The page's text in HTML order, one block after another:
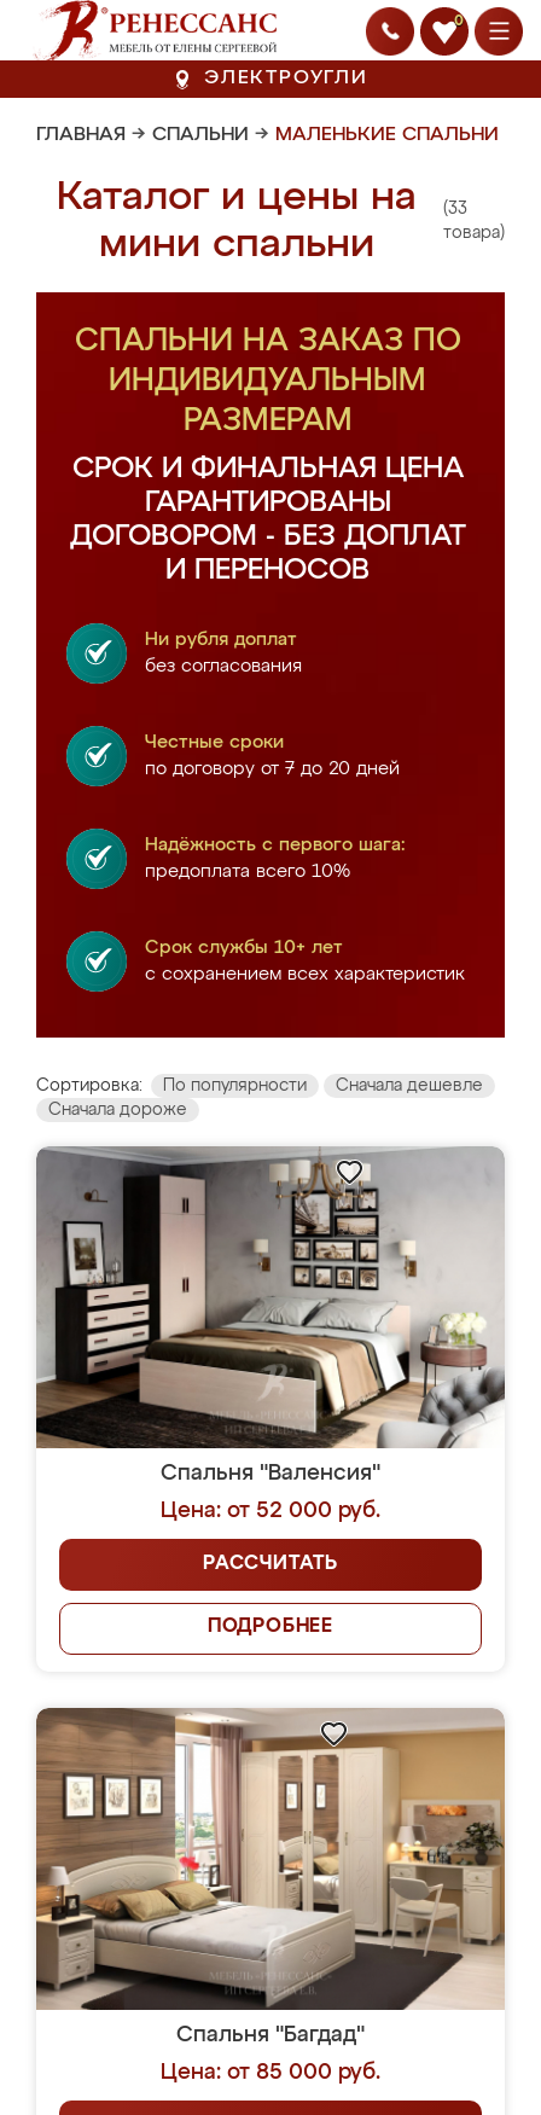
0
ЭЛЕКТРОУГЛИ
ГЛАВНАЯ → СПАЛЬНИ → МАЛЕНЬКИЕ СПАЛЬНИ
Каталог и цены на
мини спальни
(33
товара)
СПАЛЬНИ НА ЗАКАЗ ПО
ИНДИВИДУАЛЬНЫМ
РАЗМЕРАМ
СРОК И ФИНАЛЬНАЯ ЦЕНА
ГАРАНТИРОВАНЫ
ДОГОВОРОМ - БЕЗ ДОПЛАТ
И ПЕРЕНОСОВ
Ни рубля доплат
без согласования
Честные сроки
по договору от 7 до 20 дней
Надёжность с первого шага:
предоплата всего 10%
Срок службы 10+ лет
с сохранением всех характеристик
Сортировка: По популярности
Сначала дешевле
Сначала дороже
Спальня "Валенсия"
Цена: от 52 000 руб.
РАССЧИТАТЬ
ПОДРОБНЕЕ
Спальня "Багдад"
Цена: от 85 000 руб.